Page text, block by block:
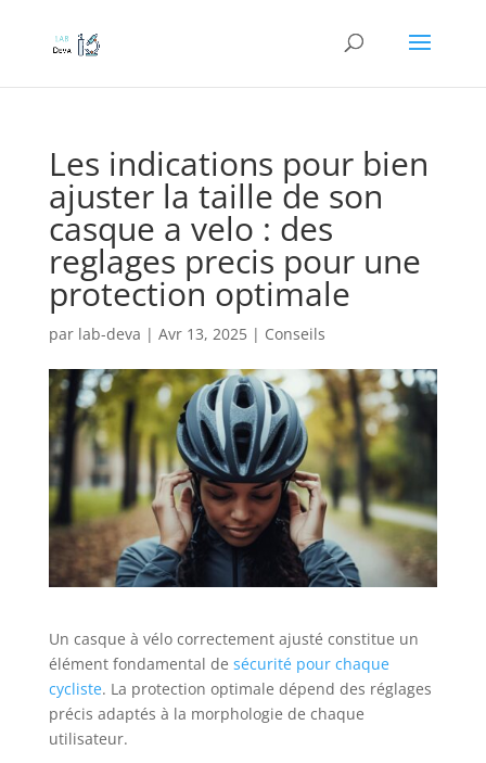
Les indications pour bien
ajuster la taille de son
casque a velo : des
reglages precis pour une
protection optimale
par lab-deva | Avr 13, 2025| Conseils
Un casque à vélo correctement ajusté constitue un
élément fondamental de sécurité pour chaque
cycliste. La protection optimale dépend des réglages
précis adaptés à la morphologie de chaque
utilisateur.